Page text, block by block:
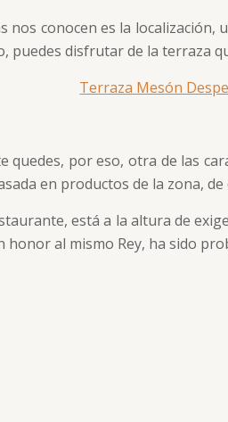
conocen es la localización,
puedes disfrutar de la terraza
quedes, por eso, otra de las
en productos de la zona, de
está a la altura de
honor al mismo Rey, ha sido